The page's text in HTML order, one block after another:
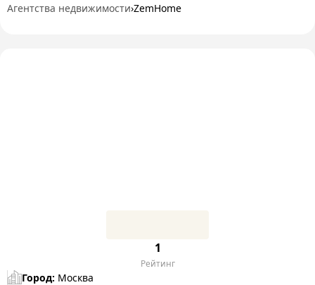
Агентства недвижимости›ZemHome
1
Рейтинг
Город: Москва